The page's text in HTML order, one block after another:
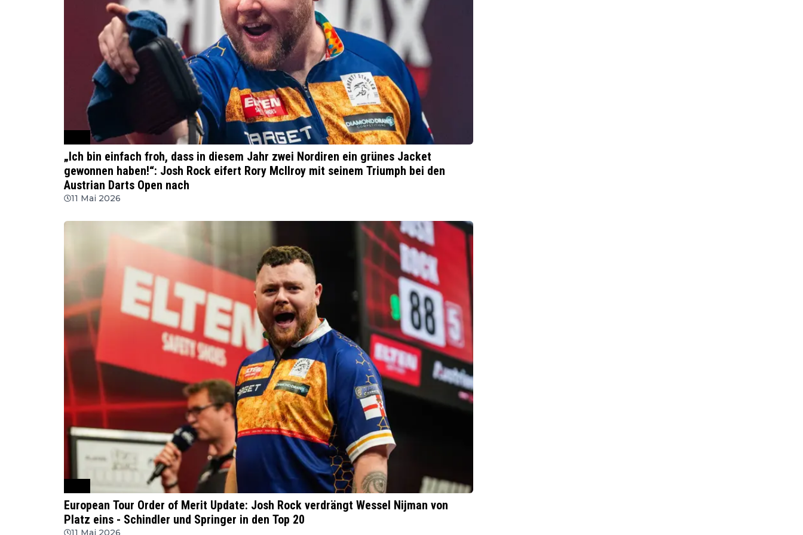
„Ich bin einfach froh, dass in diesem Jahr zwei Nordiren ein grünes Jacket
gewonnen haben!“: Josh Rock eifert Rory McIlroy mit seinem Triumph bei den
Austrian Darts Open nach
11 Mai 2026
European Tour Order of Merit Update: Josh Rock verdrängt Wessel Nijman von
Platz eins - Schindler und Springer in den Top 20
11 Mai 2026